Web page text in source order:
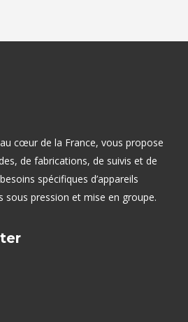
au cœur de la France, vous propose
de fabrications, de suivis et de
spécifiques d’appareils
sous pression et mise en groupe.